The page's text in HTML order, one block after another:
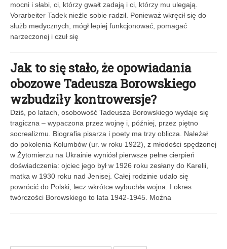
mocni i słabi, ci, którzy gwałt zadają i ci, którzy mu ulegają.
Vorarbeiter Tadek nieźle sobie radził. Ponieważ wkręcił się do
służb medycznych, mógł lepiej funkcjonować, pomagać
narzeczonej i czuł się
Jak to się stało, że opowiadania
obozowe Tadeusza Borowskiego
wzbudziły kontrowersje?
Dziś, po latach, osobowość Tadeusza Borowskiego wydaje się
tragiczna – wypaczona przez wojnę i, później, przez piętno
socrealizmu. Biografia pisarza i poety ma trzy oblicza. Należał
do pokolenia Kolumbów (ur. w roku 1922), z młodości spędzonej
w Żytomierzu na Ukrainie wyniósł pierwsze pełne cierpień
doświadczenia: ojciec jego był w 1926 roku zesłany do Karelii,
matka w 1930 roku nad Jenisej. Całej rodzinie udało się
powrócić do Polski, lecz wkrótce wybuchła wojna. I okres
twórczości Borowskiego to lata 1942-1945. Można